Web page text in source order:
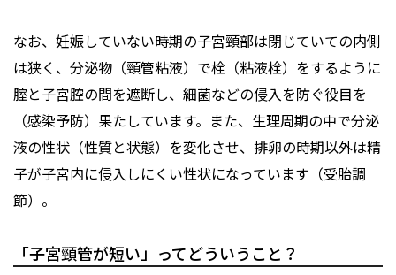
なお、妊娠していない時期の子宮頸部は閉じていての内側
は狭く、分泌物（頸管粘液）で栓（粘液栓）をするように
腟と子宮腔の間を遮断し、細菌などの侵入を防ぐ役目を
（感染予防）果たしています。また、生理周期の中で分泌
液の性状（性質と状態）を変化させ、排卵の時期以外は精
子が子宮内に侵入しにくい性状になっています（受胎調
節）。
「子宮頸管が短い」ってどういうこと？